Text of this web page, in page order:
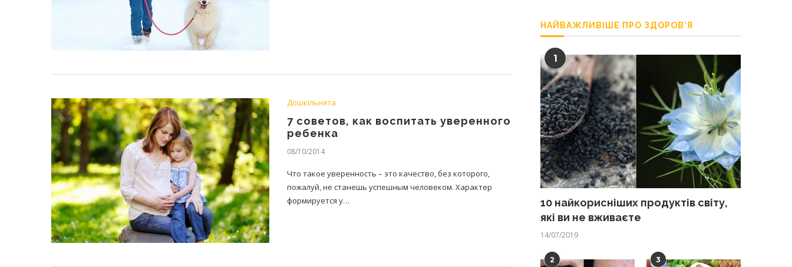
Дошкільнята
7 советов, как воспитать уверенного
ребенка
08/10/2014
Что такое уверенность – это качество, без которого,
пожалуй, не станешь успешным человеком. Характер
формируется у…
НАЙВАЖЛИВІШЕ ПРО ЗДОРОВ’Я
1
10 найкорисніших продуктів світу,
які ви не вживаєте
14/07/2019
2 3